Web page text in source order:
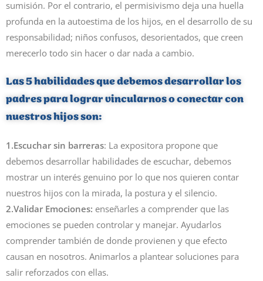
sumisión. Por el contrario, el permisivismo deja una huella
profunda en la autoestima de los hijos, en el desarrollo de su
responsabilidad; niños confusos, desorientados, que creen
merecerlo todo sin hacer o dar nada a cambio.
Las 5 habilidades que debemos desarrollar los
padres para lograr vincularnos o conectar con
nuestros hijos son:
1.Escuchar sin barreras: La expositora propone que
debemos desarrollar habilidades de escuchar, debemos
mostrar un interés genuino por lo que nos quieren contar
nuestros hijos con la mirada, la postura y el silencio.
2.Validar Emociones: enseñarles a comprender que las
emociones se pueden controlar y manejar. Ayudarlos
comprender también de donde provienen y que efecto
causan en nosotros. Animarlos a plantear soluciones para
salir reforzados con ellas.